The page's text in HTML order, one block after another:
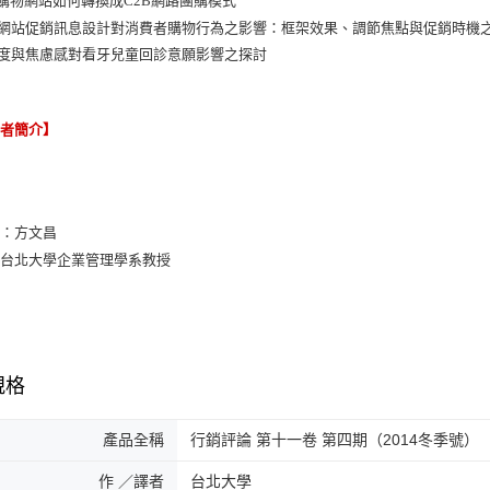
站促銷訊息設計對消費者購物行為之影響：框架效果、調節焦點與促銷時機
與焦慮感對看牙兒童回診意願影響之探討
簡介】
方文昌
北大學企業管理學系教授
格
產品全稱 行銷評論 第十一卷 第四期（2014冬季號）
作 ／譯者 台北大學